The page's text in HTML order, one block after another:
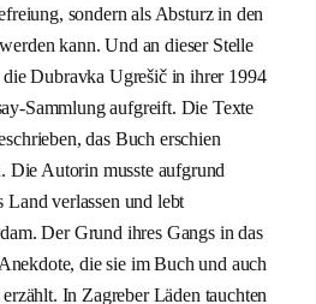
sondern als Absturz in den
kann. Und an dieser Stelle
die Dubravka Ugrešič in ihrer 1994
Sammlung aufgreift. Die Texte
das Buch erschien
Die Autorin musste aufgrund
verlassen und lebt
Der Grund ihres Gangs in das
die sie im Buch und auch
In Zagreber Läden tauchten